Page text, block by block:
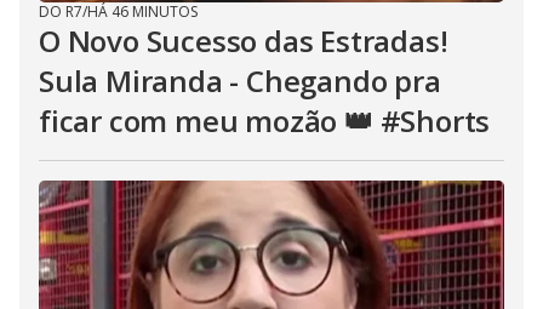
DO R7/HÁ 46 MINUTOS
O Novo Sucesso das Estradas!
Sula Miranda - Chegando pra
ficar com meu mozão 👑 #Shorts